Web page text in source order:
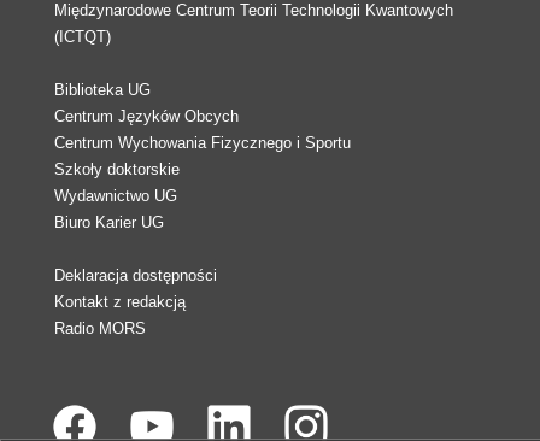
Międzynarodowe Centrum Teorii Technologii Kwantowych
(ICTQT)
Biblioteka UG
Centrum Języków Obcych
Centrum Wychowania Fizycznego i Sportu
Szkoły doktorskie
Wydawnictwo UG
Biuro Karier UG
Deklaracja dostępności
Kontakt z redakcją
Radio MORS